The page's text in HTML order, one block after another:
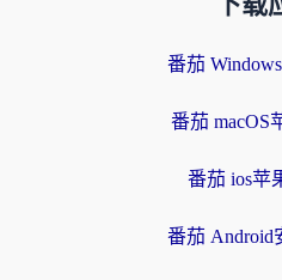
番茄
番茄 macOS
番茄 ios苹
番茄 Android